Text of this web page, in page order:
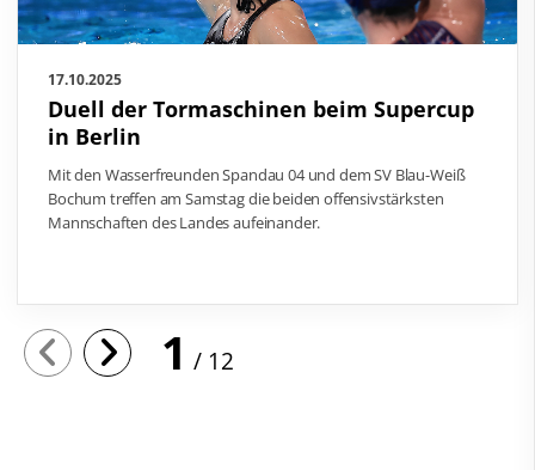
17.10.2025
Duell der Tormaschinen beim Supercup
in Berlin
Mit den Wasserfreunden Spandau 04 und dem SV Blau-Weiß
Bochum treffen am Samstag die beiden offensivstärksten
Mannschaften des Landes aufeinander.
1 12